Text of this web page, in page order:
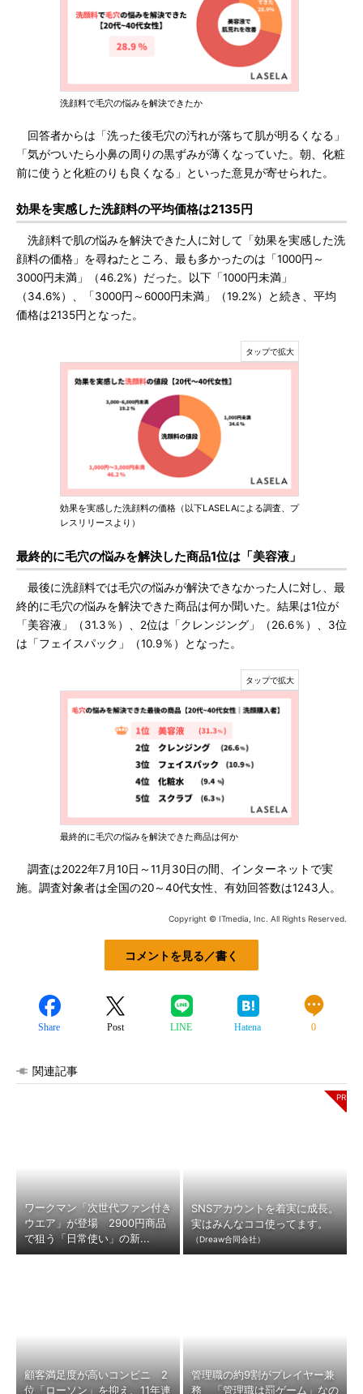
洗顔料で毛穴の悩みを解決できたか
回答者からは「洗った後毛穴の汚れが落ちて肌が明るくなる」
「気がついたら小鼻の周りの黒ずみが薄くなっていた。朝、化粧
前に使うと化粧のりも良くなる」といった意見が寄せられた。
効果を実感した洗顔料の平均価格は2135円
洗顔料で肌の悩みを解決できた人に対して「効果を実感した洗
顔料の価格」を尋ねたところ、最も多かったのは「1000円～
3000円未満」（46.2%）だった。以下「1000円未満」
（34.6%）、「3000円～6000円未満」（19.2%）と続き、平均
価格は2135円となった。
効果を実感した洗顔料の価格（以下LASELAによる調査、プ
レスリリースより）
最終的に毛穴の悩みを解決した商品1位は「美容液」
最後に洗顔料では毛穴の悩みが解決できなかった人に対し、最
終的に毛穴の悩みを解決できた商品は何か聞いた。結果は1位が
「美容液」（31.3％）、2位は「クレンジング」（26.6％）、3位
は「フェイスパック」（10.9％）となった。
最終的に毛穴の悩みを解決できた商品は何か
調査は2022年7月10日～11月30日の間、インターネットで実
施。調査対象者は全国の20～40代女性、有効回答数は1243人。
Copyright © ITmedia, Inc. All Rights Reserved.
コメントを見る／書く
Share Post LINE Hatena 0
関連記事
ワークマン「次世代ファン付き
ウエア」が登場 2900円商品
で狙う「日常使い」の新...
SNSアカウントを着実に成長。
実はみんなココ使ってます。
（Dreaw合同会社）
顧客満足度が高いコンビニ 2
位「ローソン」を抑え、11年連
管理職の約9割がプレイヤー兼
務 「管理職は罰ゲーム」なの